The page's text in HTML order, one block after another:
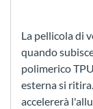
La pellicola di
quando
polimerico
esterna si
accelererà